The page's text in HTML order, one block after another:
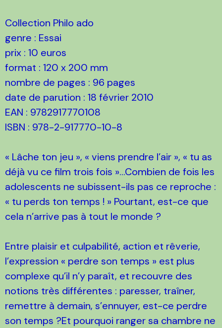
Collection Philo ado
genre : Essai
prix : 10 euros
format : 120 x 200 mm
nombre de pages : 96 pages
date de parution : 18 février 2010
EAN : 9782917770108
ISBN : 978-2-917770-10-8
« Lâche ton jeu », « viens prendre l’air », « tu as
déjà vu ce film trois fois »...Combien de fois les
adolescents ne subissent-ils pas ce reproche :
« tu perds ton temps ! » Pourtant, est-ce que
cela n’arrive pas à tout le monde ?
Entre plaisir et culpabilité, action et rêverie,
l’expression « perdre son temps » est plus
complexe qu’il n’y paraît, et recouvre des
notions très différentes : paresser, traîner,
remettre à demain, s’ennuyer, est-ce perdre
son temps ?Et pourquoi ranger sa chambre ne